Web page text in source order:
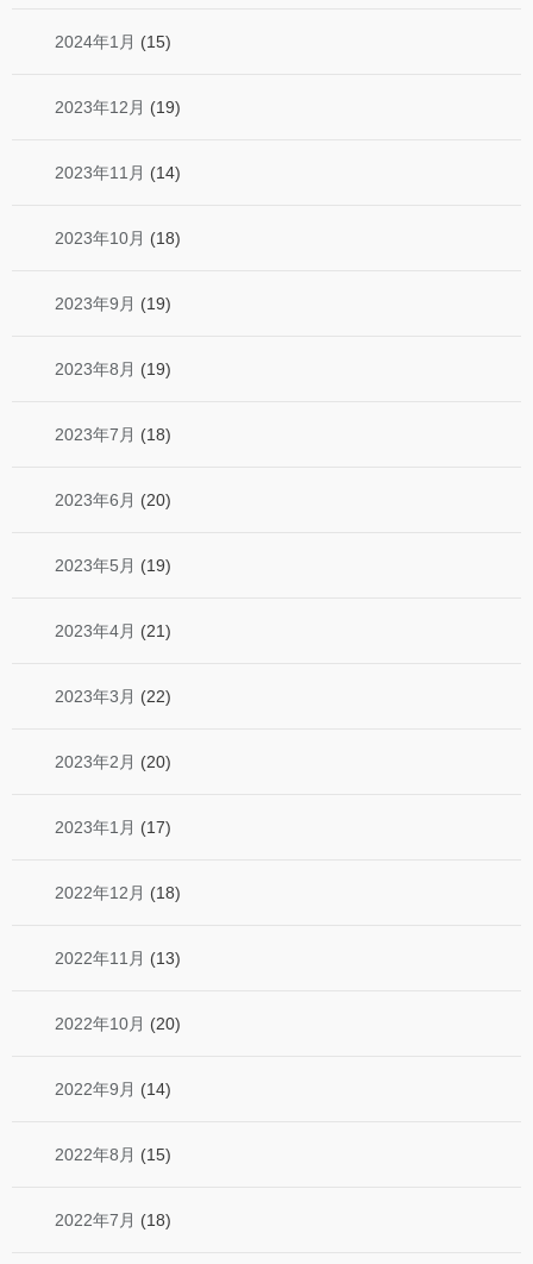
2024年1月 (15)
2023年12月 (19)
2023年11月 (14)
2023年10月 (18)
2023年9月 (19)
2023年8月 (19)
2023年7月 (18)
2023年6月 (20)
2023年5月 (19)
2023年4月 (21)
2023年3月 (22)
2023年2月 (20)
2023年1月 (17)
2022年12月 (18)
2022年11月 (13)
2022年10月 (20)
2022年9月 (14)
2022年8月 (15)
2022年7月 (18)